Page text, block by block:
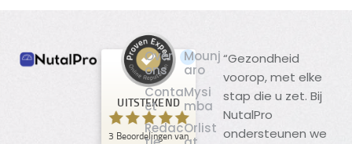
UITSTEKEND
3 Beoordelingen van
Klantbeoordelingen en ervaringen
voor
NutalPro
Over
ons
Conta
ct
Redac
Mounj
aro
Mysi
mba
Orlist
“Gezondheid
voorop, met elke
stap die u zet. Bij
NutalPro
ondersteunen we